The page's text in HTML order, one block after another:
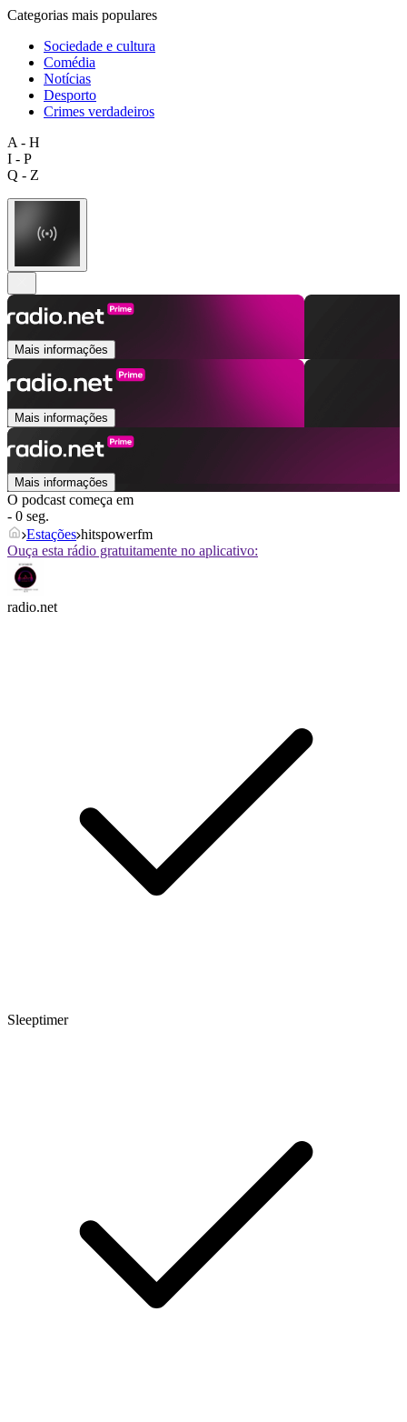
Categorias mais populares
Sociedade e cultura
Comédia
Notícias
Desporto
Crimes verdadeiros
A - H
I - P
Q - Z
Mais informações
Mais informações
Mais informações
O podcast começa em
- 0 seg.
Estações hitspowerfm
Ouça esta rádio gratuitamente no aplicativo:
radio.net
Sleeptimer